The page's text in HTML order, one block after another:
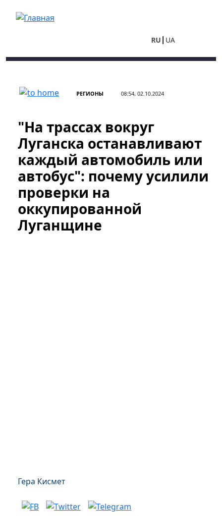
RU UA
РЕГИОНЫ 08:54, 02.10.2024
"На трассах вокруг
Луганска останавливают
каждый автомобиль или
автобус": почему усилили
проверки на
оккупированной
Луганщине
Гера Кисмет